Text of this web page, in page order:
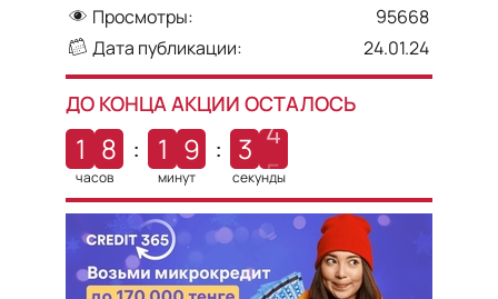
Просмотры:
95668
Дата публикации:
24.01.24
ДО КОНЦА АКЦИИ ОСТАЛОСЬ
1 8 :
часов
1 9 :
минут
3
4
3
секунды